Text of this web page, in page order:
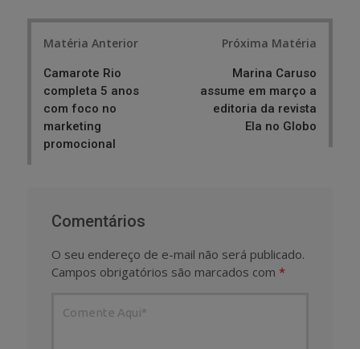
Matéria Anterior
Camarote Rio
completa 5 anos
com foco no
marketing
promocional
Próxima Matéria
Marina Caruso
assume em março a
editoria da revista
Ela no Globo
Comentários
O seu endereço de e-mail não será publicado.
Campos obrigatórios são marcados com *